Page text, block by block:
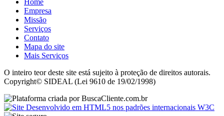
Empresa
Missão
Serviços
Contato
Mapa do site
Mais Serviços
O inteiro teor deste site está sujeito à proteção de direitos autorais.
Copyright© SIDEAL (Lei 9610 de 19/02/1998)